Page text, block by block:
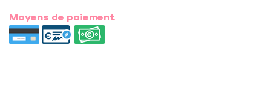
Moyens de paiement